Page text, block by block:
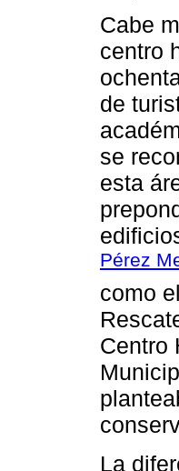
Cabe
centro
de
se
esta
Pérez
como
Centro
La